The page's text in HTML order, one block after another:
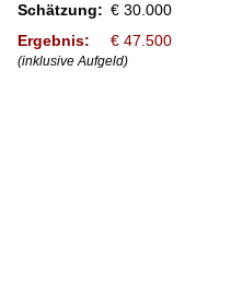
Schätzung: € 30.000
Ergebnis:
€ 47.500
(inklusive Aufgeld)